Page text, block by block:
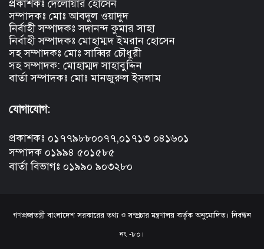
প্রকাশকঃ দেলোয়ার হোসেন
সম্পাদকঃ মোঃ আবদুল ওয়াদুদ
নির্বাহী সম্পাদকঃ সদানন্দ কুমার সাহা
নির্বাহী সম্পাদকঃ মোহাম্মদ ইমরান হোসেন
সহ সম্পাদকঃ মোঃ সাব্বির চৌধুরী
সহ সম্পাদক: মোহাম্মদ সাহাবুদ্দিন
বার্তা সম্পাদকঃ মোঃ মানজুরুল ইসলাম
যোগাযোগ:
প্রকাশকঃ ০১৭৭৯৮৮০০৭৭,০১৭১৩ ০৪১৬০১
সম্পাদক ০১৯৯৪ ৫০১৫৮৫
বার্তা বিভাগঃ ০১৯৯০ ৯০৩২৮০
গণপ্রজাতন্ত্রী বাংলাদেশ সরকারের তথ্য ও সম্প্রচার মন্ত্রণালয় কর্তৃক অনুমোদিত। নিবন্ধন
নং -৮০।